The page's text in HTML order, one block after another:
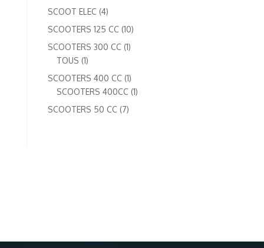
SCOOT ELEC 44
produits
SCOOTERS 125 CC 1010
SCOOTERS 300 CC 11
TOUS 11
produit
SCOOTERS 400 CC 11
produit
SCOOTERS 400CC 11
SCOOTERS 50 CC 77